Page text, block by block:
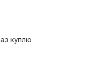
куплю.